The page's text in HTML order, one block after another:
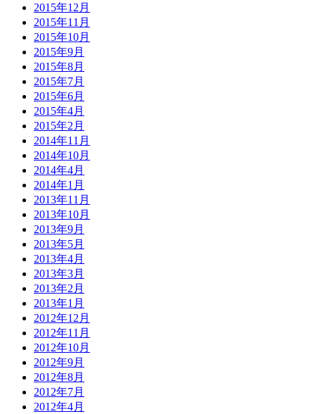
2015年12月
2015年11月
2015年10月
2015年9月
2015年8月
2015年7月
2015年6月
2015年4月
2015年2月
2014年11月
2014年10月
2014年4月
2014年1月
2013年11月
2013年10月
2013年9月
2013年5月
2013年4月
2013年3月
2013年2月
2013年1月
2012年12月
2012年11月
2012年10月
2012年9月
2012年8月
2012年7月
2012年4月